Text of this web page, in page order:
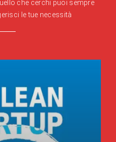
che cerchi puoi sempre
le tue necessità